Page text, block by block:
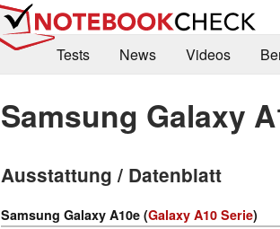
Tests
News Videos
Samsung Galaxy
Ausstattung / Datenblatt
Samsung Galaxy A10e (Galaxy A10 Serie)